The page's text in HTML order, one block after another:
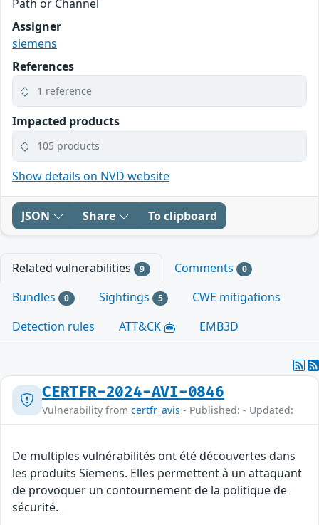
Path or Channel
Assigner
siemens
References
1 reference
Impacted products
105 products
Show details on NVD website
JSON Share To clipboard
Related vulnerabilities 9 Comments 0
Bundles 0 Sightings 5
CWE mitigations
Detection rules
ATT&CK EMB3D
CERTFR-2024-AVI-0846
Vulnerability from certfr_avis - Published: - Updated:
De multiples vulnérabilités ont été découvertes dans
les produits Siemens. Elles permettent à un attaquant
de provoquer un contournement de la politique de
sécurité.